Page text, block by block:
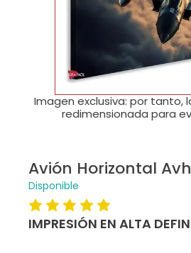
Imagen exclusiva: por tanto,
redimensionada para
Avión Horizontal
Disponible
IMPRESIÓN EN ALTA